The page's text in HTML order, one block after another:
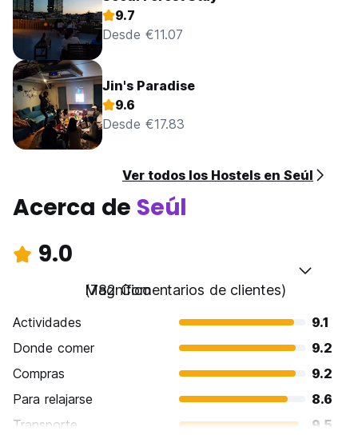
9.7
Desde €11.07
Jin's Paradise
9.6
Desde €17.83
Ver todos los Hostels en Seúl
Acerca de Seúl
9.0
Magnífico
(782 Comentarios de clientes)
Actividades
9.1
Donde comer
9.2
Compras
9.2
Para relajarse
8.6
Transporte
9.5